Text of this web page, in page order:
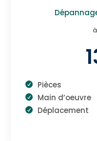
Pièces
Main d’oeuvre
Déplacement